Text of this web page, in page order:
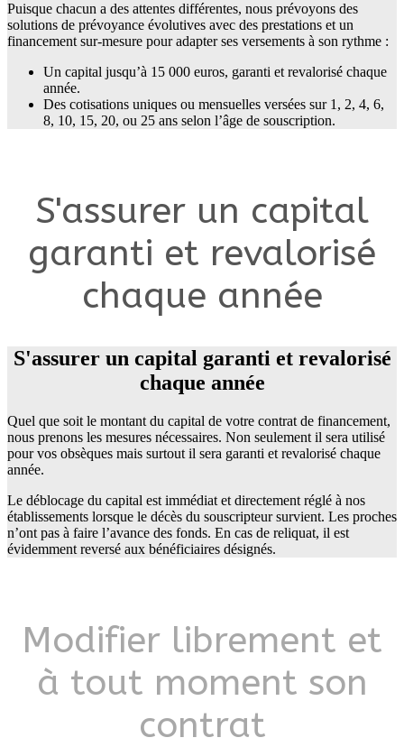
Puisque chacun a des attentes différentes, nous prévoyons des
solutions de prévoyance évolutives avec des prestations et un
financement sur-mesure pour adapter ses versements à son rythme :
Un capital jusqu’à 15 000 euros, garanti et revalorisé chaque
année.
Des cotisations uniques ou mensuelles versées sur 1, 2, 4, 6,
8, 10, 15, 20, ou 25 ans selon l’âge de souscription.
S'assurer un capital
garanti et revalorisé
chaque année
S'assurer un capital garanti et revalorisé
chaque année
Quel que soit le montant du capital de votre contrat de financement,
nous prenons les mesures nécessaires. Non seulement il sera utilisé
pour vos obsèques mais surtout il sera garanti et revalorisé chaque
année.
Le déblocage du capital est immédiat et directement réglé à nos
établissements lorsque le décès du souscripteur survient. Les proches
n’ont pas à faire l’avance des fonds. En cas de reliquat, il est
évidemment reversé aux bénéficiaires désignés.
Modifier librement et
à tout moment son
contrat